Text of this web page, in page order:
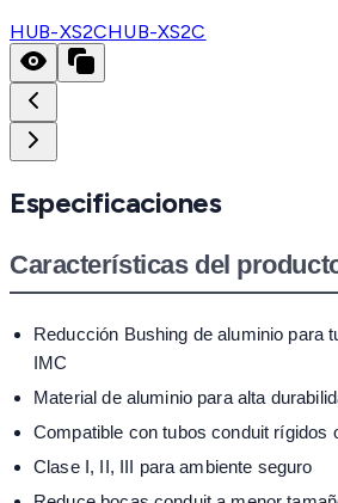
HUB-XS2CHUB-XS2C
Especificaciones
Características del
Reducción Bushing de aluminio para
IMC
Material de aluminio para alta
Compatible con tubos conduit rígidos
Clase I, II, III para ambiente seguro